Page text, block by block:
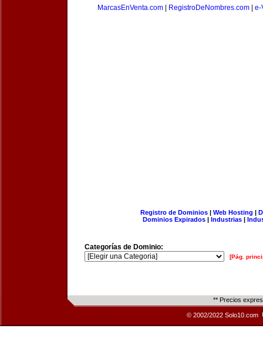
MarcasEnVenta.com
RegistroDeNombres.com e-
Registro de Dominios| Web Hosting |
Dominios Expirados | Industrias |
Categorías de Dominio:
[Pág.
** Precios
© 2002/2022 Solo10.com